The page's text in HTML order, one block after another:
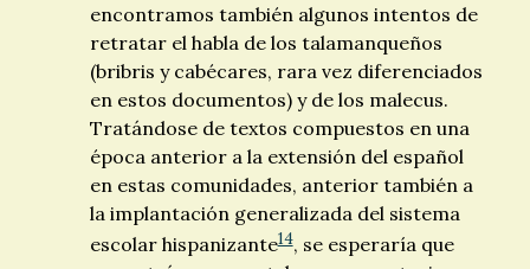
encontramos también algunos intentos de
retratar el habla de los talamanqueños
(bribris y cabécares, rara vez diferenciados
en estos documentos) y de los malecus.
Tratándose de textos compuestos en una
época anterior a la extensión del español
en estas comunidades, anterior también a
la implantación generalizada del sistema
escolar hispanizante14, se esperaría que